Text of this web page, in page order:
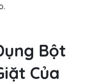
Bột
Của